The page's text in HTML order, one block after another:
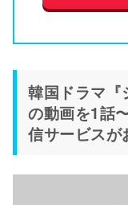
韓国ドラマ『
の動画を1話
信サービスが